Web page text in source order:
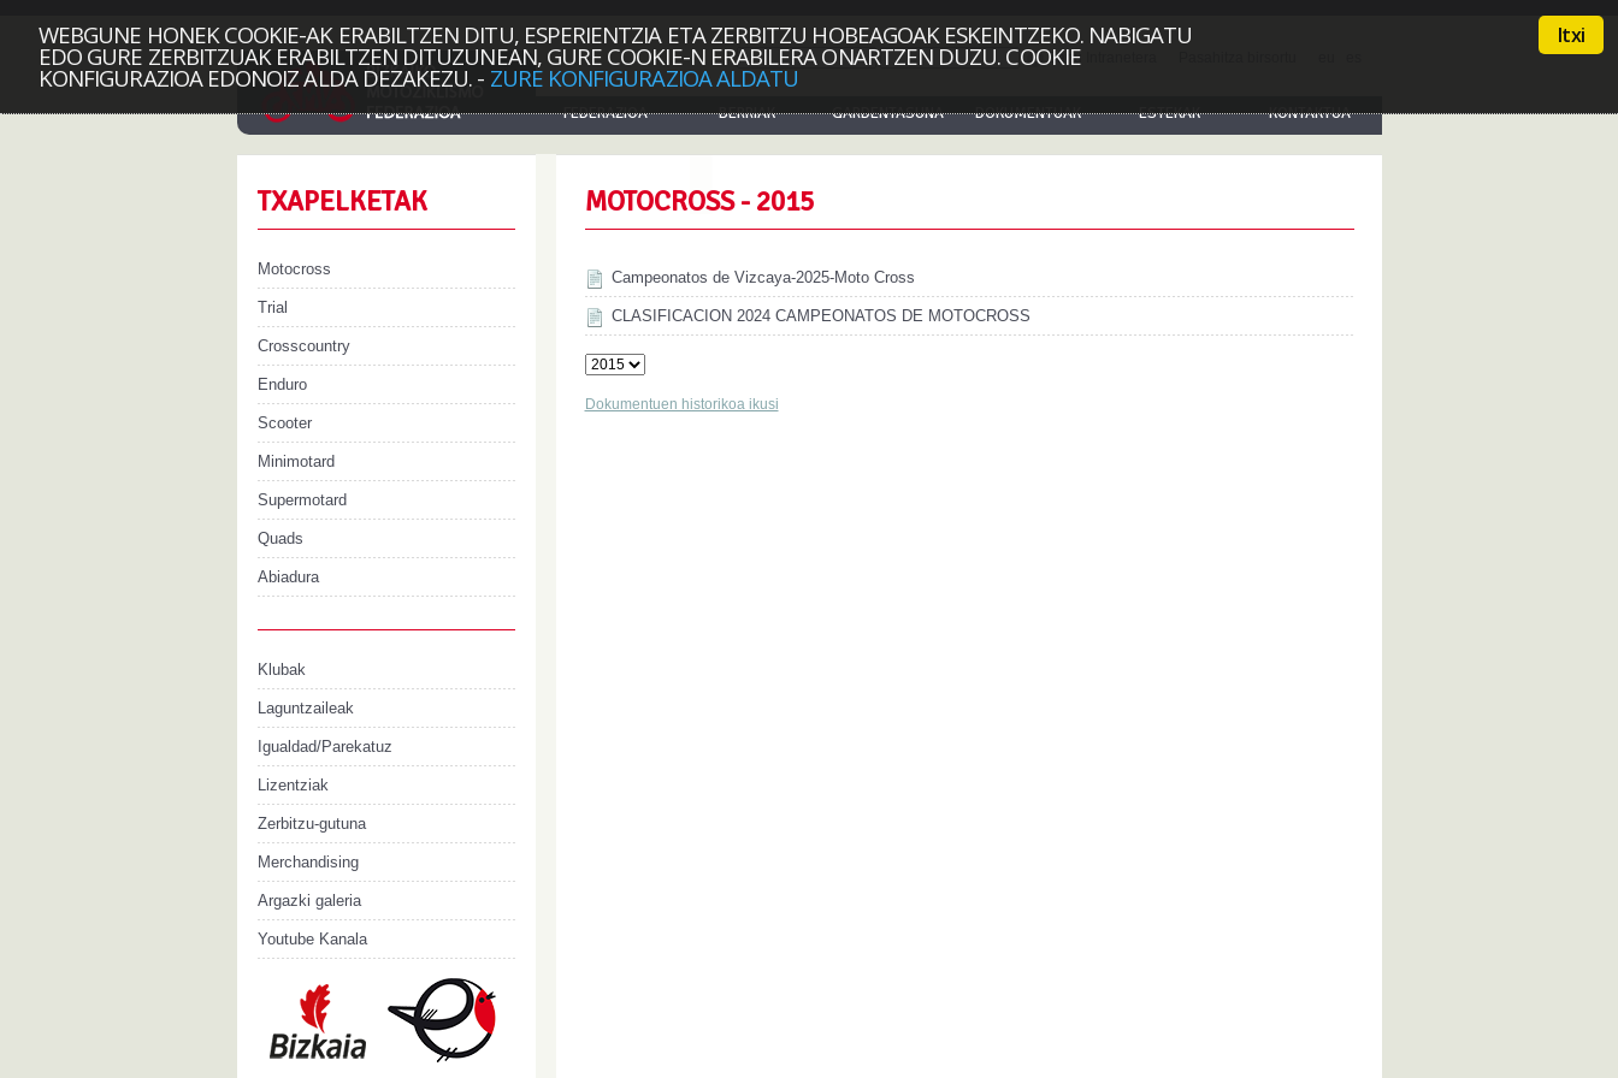
WEBGUNE HONEK COOKIE-AK ERABILTZEN DITU, ESPERIENTZIA ETA ZERBITZU HOBEAGOAK ESKEINTZEKO. NABIGATU
EDO GURE ZERBITZUAK ERABILTZEN DITUZUNEAN, GURE COOKIE-N ERABILERA ONARTZEN DUZU. COOKIE
KONFIGURAZIOA EDONOIZ ALDA DEZAKEZU. - ZURE KONFIGURAZIOA ALDATU
Itxi
FEDERAZIOA BERRIAK GARDENTASUNA DOKUMENTUAK ESTEKAK KONTAKTUA
Sartu Intranetera
TXAPELKETAK
Motocross
Trial
Crosscountry
Enduro
Scooter
Minimotard
Supermotard
Quads
Abiadura
Klubak
Laguntzaileak
Igualdad/Parekatuz
Lizentziak
Zerbitzu-gutuna
Merchandising
Argazki galeria
Youtube Kanala
MOTOCROSS - 2015
Campeonatos de Vizcaya-2025-Moto Cross
CLASIFICACION 2024 CAMPEONATOS DE MOTOCROSS
Dokumentuen historikoa ikusi